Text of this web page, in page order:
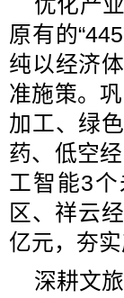
优化产
原有的
纯以经济
准施策。
加工、绿
药、低空
工智能3
区、祥云
亿元，夯实
深耕文